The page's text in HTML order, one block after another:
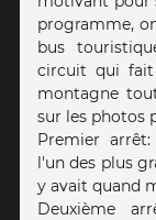
programme,
bus
circuit qui fait
montagne
sur les photos
Premier
l'un des plus
y avait quand
Deuxième